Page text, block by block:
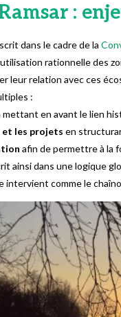
:
dans le cadre de la
rationnelle des
leur relation avec ces
:
mettant en avant le lien
et les projets en
afin de permettre à la
ainsi dans une logique
intervient comme le